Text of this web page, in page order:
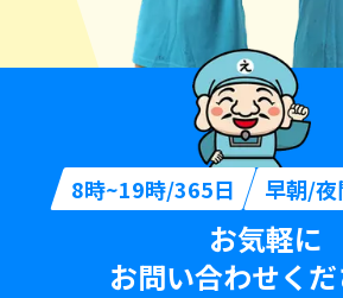
8時~19時/365日 早朝/
お気軽に
お問い合わせくだ